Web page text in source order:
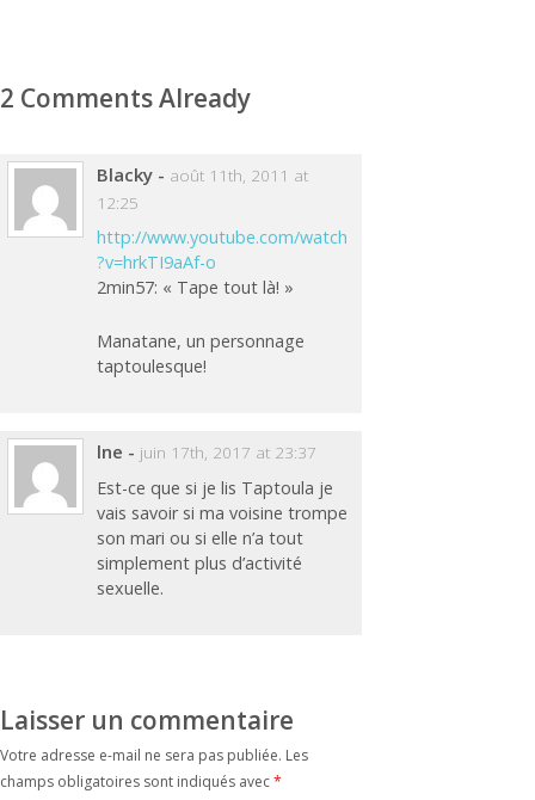
2 Comments Already
Blacky - août 11th, 2011 at
12:25
http://www.youtube.com/watch
?v=hrkTI9aAf-o
2min57: « Tape tout là! »
Manatane, un personnage
taptoulesque!
lne - juin 17th, 2017 at 23:37
Est-ce que si je lis Taptoula je
vais savoir si ma voisine trompe
son mari ou si elle n’a tout
simplement plus d’activité
sexuelle.
Laisser un commentaire
Votre adresse e-mail ne sera pas publiée. Les
champs obligatoires sont indiqués avec*